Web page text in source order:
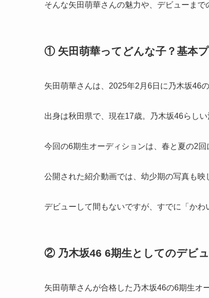
そんな矢田萌華さんの魅力や、デビューまで
① 矢田萌華ってどんな子？基本
矢田萌華さんは、2025年2月6日に乃木坂46
出身は秋田県で、現在17歳。乃木坂46らし
今回の6期生オーディションは、春と夏の2
公開された紹介動画では、幼少期の写真も映
デビューして間もないですが、すでに「か
② 乃木坂46 6期生としてのデビ
矢田萌華さんが合格した乃木坂46の6期生オ